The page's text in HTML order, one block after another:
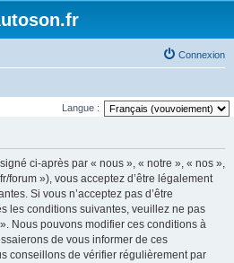
Connexion
Langue :
ci-après par « nous », « notre », « nos »,
forum »), vous acceptez d’être légalement
Si vous n’acceptez pas d’être
les conditions suivantes, veuillez ne pas
Nous pouvons modifier ces conditions à
de vous informer de ces
conseillons de vérifier régulièrement par